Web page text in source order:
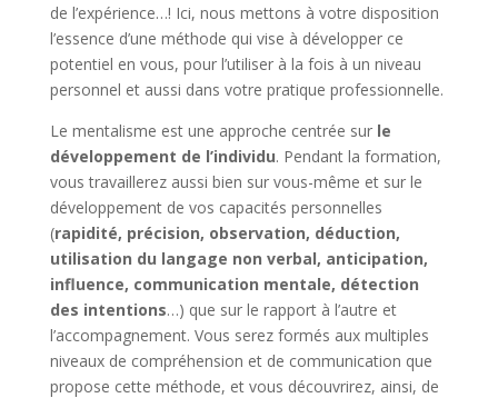
de l’expérience…! Ici, nous mettons à votre disposition
l’essence d’une méthode qui vise à développer ce
potentiel en vous, pour l’utiliser à la fois à un niveau
personnel et aussi dans votre pratique professionnelle.
Le mentalisme est une approche centrée sur le
développement de l’individu. Pendant la formation,
vous travaillerez aussi bien sur vous-même et sur le
développement de vos capacités personnelles
(rapidité, précision, observation, déduction,
utilisation du langage non verbal, anticipation,
influence, communication mentale, détection
des intentions…) que sur le rapport à l’autre et
l’accompagnement. Vous serez formés aux multiples
niveaux de compréhension et de communication que
propose cette méthode, et vous découvrirez, ainsi, de